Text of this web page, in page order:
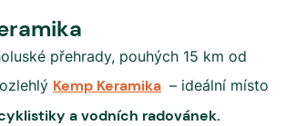
přehrady, pouhých 15 km od
Kemp Keramika – ideální místo
a vodních radovánek.